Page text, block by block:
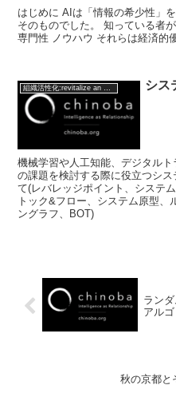
はじめに AIは「情報の希少性」
そのものでした。 知っている者
専門性 ノウハウ それらは経済的
シス
機械学習や人工知能、デジタル
の課題を検討する際に役立つシ
て(レバレッジポイント、システ
トック&フロー、システム原型、
ングラフ、BOT)
ラン
アル
秋の京都と